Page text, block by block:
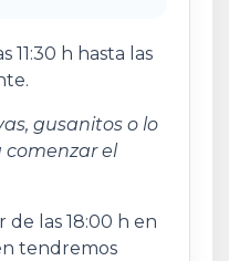
11:30 h hasta las
gusanitos o lo
el
de las 18:00 h en
tendremos